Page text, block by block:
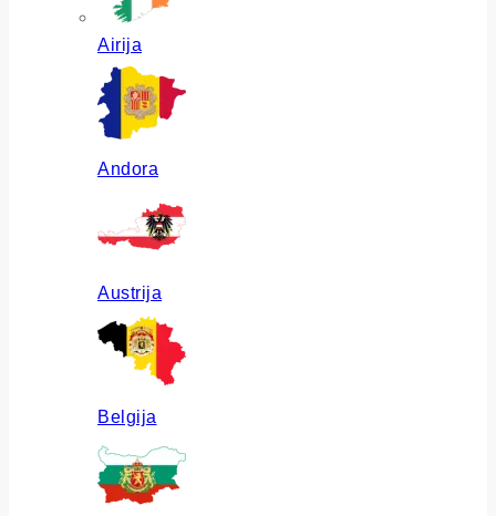
Airija
Andora
Austrija
Belgija